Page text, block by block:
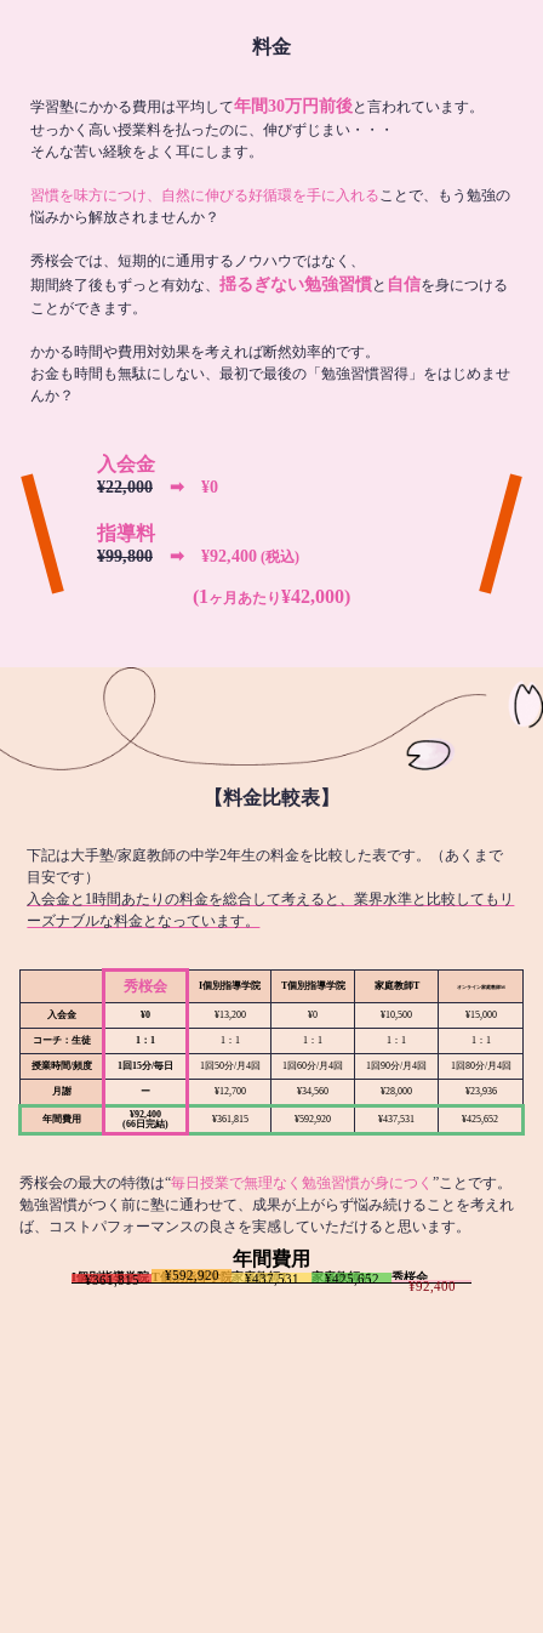
料金
学習塾にかかる費用は平均して年間30万円前後と言われています。
せっかく高い授業料を払ったのに、伸びずじまい・・・
そんな苦い経験をよく耳にします。
習慣を味方につけ、自然に伸びる好循環を手に入れる ことで、もう勉強の
悩みから解放されませんか？
秀桜会では、短期的に通用するノウハウではなく、
期間終了後もずっと有効な、 揺るぎない勉強習慣と 自信を身につける
ことができます。
かかる時間や費用対効果を考えれば断然効率的です。
お金も時間も無駄にしない、最初で最後の「勉強習慣習得」をはじめませ
んか？
入会金
¥22,000 ➡︎ ¥0
指導料
¥99,800 ➡︎ ¥92,400 (税込)
(1 ヶ月あたり¥42,000)
【料金比較表】
下記は大手塾/家庭教師の中学2年生の料金を比較した表です。（あくまで
目安です）
入会金と1時間あたりの料金を総合して考えると、業界水準と比較してもリ
ーズナブルな料金となっています。
秀桜会 I個別指導学院 T個別指導学院 家庭教師T オンライン家庭教師M
入会金 ¥0 ¥13,200 ¥0 ¥10,500 ¥15,000
コーチ：生徒 1：1 1：1 1：1 1：1 1：1
授業時間/頻度 1回15分/毎日 1回50分/月4回 1回60分/月4回 1回90分/月4回 1回80分/月4回
月謝 ー ¥12,700 ¥34,560 ¥28,000 ¥23,936
年間費用
¥92,400
(66日完結)
¥361,815 ¥592,920 ¥437,531 ¥425,652
秀桜会の最大の特徴は“毎日授業で無理なく勉強習慣が身につく ”ことです。
勉強習慣がつく前に塾に通わせて、成果が上がらず悩み続けることを考えれ
ば、コストパフォーマンスの良さを実感していただけると思います。
年間費用
I個別指導学院
¥361,815 T個別指導学院
¥592,920 家庭教師T
¥437,531 家庭教師M
¥425,652 秀桜会
¥92,400